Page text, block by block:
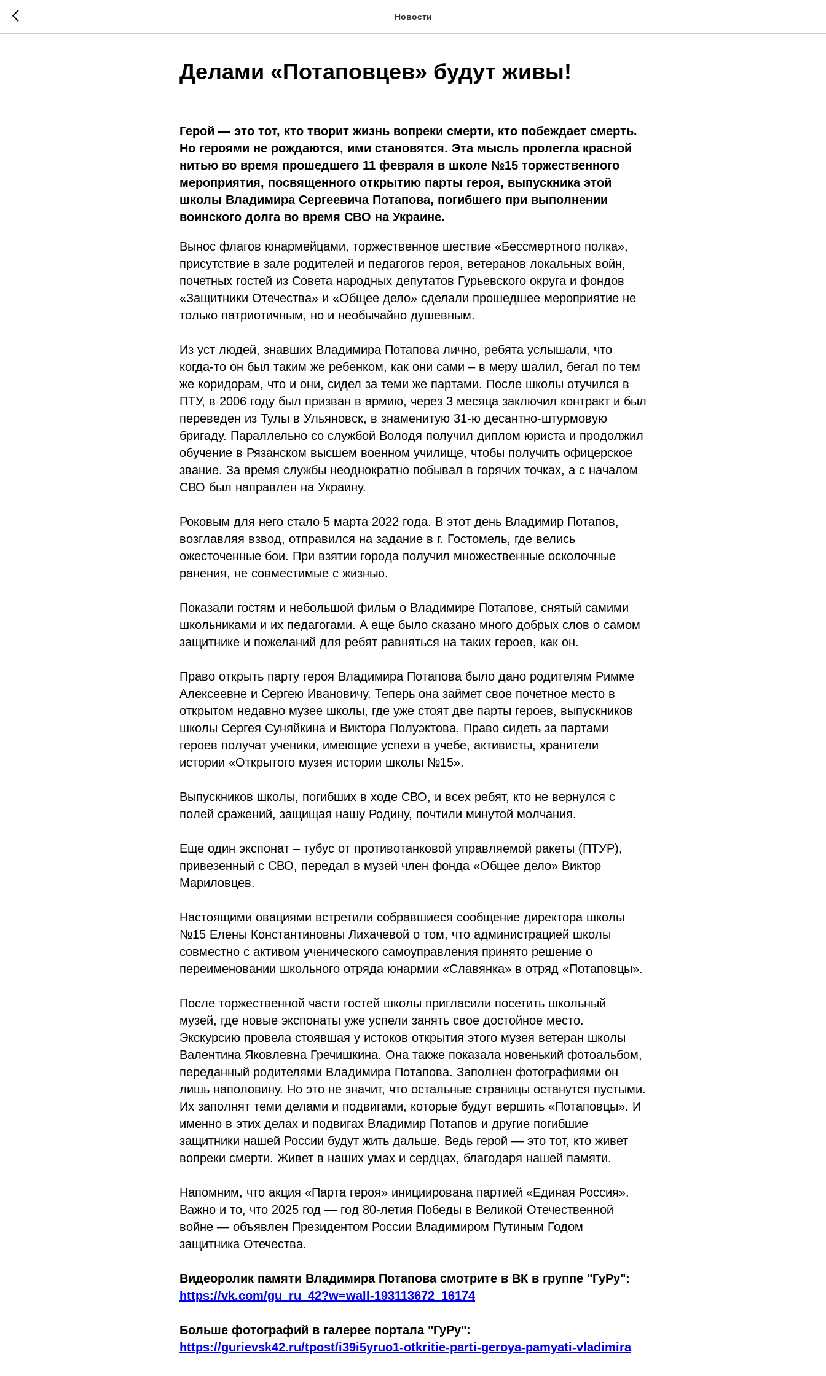
Новости
Делами «Потаповцев» будут живы!
Герой — это тот, кто творит жизнь вопреки смерти, кто побеждает смерть.
Но героями не рождаются, ими становятся. Эта мысль пролегла красной
нитью во время прошедшего 11 февраля в школе №15 торжественного
мероприятия, посвященного открытию парты героя, выпускника этой
школы Владимира Сергеевича Потапова, погибшего при выполнении
воинского долга во время СВО на Украине.
Вынос флагов юнармейцами, торжественное шествие «Бессмертного полка»,
присутствие в зале родителей и педагогов героя, ветеранов локальных войн,
почетных гостей из Совета народных депутатов Гурьевского округа и фондов
«Защитники Отечества» и «Общее дело» сделали прошедшее мероприятие не
только патриотичным, но и необычайно душевным.
Из уст людей, знавших Владимира Потапова лично, ребята услышали, что
когда-то он был таким же ребенком, как они сами – в меру шалил, бегал по тем
же коридорам, что и они, сидел за теми же партами. После школы отучился в
ПТУ, в 2006 году был призван в армию, через 3 месяца заключил контракт и был
переведен из Тулы в Ульяновск, в знаменитую 31-ю десантно-штурмовую
бригаду. Параллельно со службой Володя получил диплом юриста и продолжил
обучение в Рязанском высшем военном училище, чтобы получить офицерское
звание. За время службы неоднократно побывал в горячих точках, а с началом
СВО был направлен на Украину.
Роковым для него стало 5 марта 2022 года. В этот день Владимир Потапов,
возглавляя взвод, отправился на задание в г. Гостомель, где велись
ожесточенные бои. При взятии города получил множественные осколочные
ранения, не совместимые с жизнью.
Показали гостям и небольшой фильм о Владимире Потапове, снятый самими
школьниками и их педагогами. А еще было сказано много добрых слов о самом
защитнике и пожеланий для ребят равняться на таких героев, как он.
Право открыть парту героя Владимира Потапова было дано родителям Римме
Алексеевне и Сергею Ивановичу. Теперь она займет свое почетное место в
открытом недавно музее школы, где уже стоят две парты героев, выпускников
школы Сергея Суняйкина и Виктора Полуэктова. Право сидеть за партами
героев получат ученики, имеющие успехи в учебе, активисты, хранители
истории «Открытого музея истории школы №15».
Выпускников школы, погибших в ходе СВО, и всех ребят, кто не вернулся с
полей сражений, защищая нашу Родину, почтили минутой молчания.
Еще один экспонат – тубус от противотанковой управляемой ракеты (ПТУР),
привезенный с СВО, передал в музей член фонда «Общее дело» Виктор
Мариловцев.
Настоящими овациями встретили собравшиеся сообщение директора школы
№15 Елены Константиновны Лихачевой о том, что администрацией школы
совместно с активом ученического самоуправления принято решение о
переименовании школьного отряда юнармии «Славянка» в отряд «Потаповцы».
После торжественной части гостей школы пригласили посетить школьный
музей, где новые экспонаты уже успели занять свое достойное место.
Экскурсию провела стоявшая у истоков открытия этого музея ветеран школы
Валентина Яковлевна Гречишкина. Она также показала новенький фотоальбом,
переданный родителями Владимира Потапова. Заполнен фотографиями он
лишь наполовину. Но это не значит, что остальные страницы останутся пустыми.
Их заполнят теми делами и подвигами, которые будут вершить «Потаповцы». И
именно в этих делах и подвигах Владимир Потапов и другие погибшие
защитники нашей России будут жить дальше. Ведь герой — это тот, кто живет
вопреки смерти. Живет в наших умах и сердцах, благодаря нашей памяти.
Напомним, что акция «Парта героя» инициирована партией «Единая Россия».
Важно и то, что 2025 год — год 80-летия Победы в Великой Отечественной
войне — объявлен Президентом России Владимиром Путиным Годом
защитника Отечества.
Видеоролик памяти Владимира Потапова смотрите в ВК в группе "ГуРу":
https://vk.com/gu_ru_42?w=wall-193113672_16174
Больше фотографий в галерее портала "ГуРу":
https://gurievsk42.ru/tpost/i39i5yruo1-otkritie-parti-geroya-pamyati-vladimira